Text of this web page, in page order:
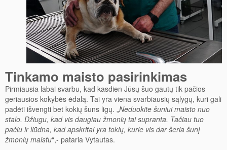
Tinkamo maisto pasirinkimas
Pirmiausia labai svarbu, kad kasdien Jūsų šuo gautų tik pačios
geriausios kokybės ėdalą. Tai yra viena svarbiausių sąlygų, kuri gali
padėti išvengti bet kokių šuns ligų. „Neduokite šuniui maisto nuo
stalo. Džiugu, kad vis daugiau žmonių tai supranta. Tačiau tuo
pačiu ir liūdna, kad apskritai yra tokių, kurie vis dar šeria šunį
žmonių maistu“,- pataria Vytautas.